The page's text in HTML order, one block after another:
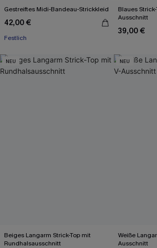
Gestreiftes Midi-Bandeau-Strickkleid
42,00 €
Festlich
Blaues
Ausschnitt
39,00 €
NEU
Beiges Langarm Strick-Top mit
Rundhalsausschnitt
NEU
Weiße
Ausschnitt